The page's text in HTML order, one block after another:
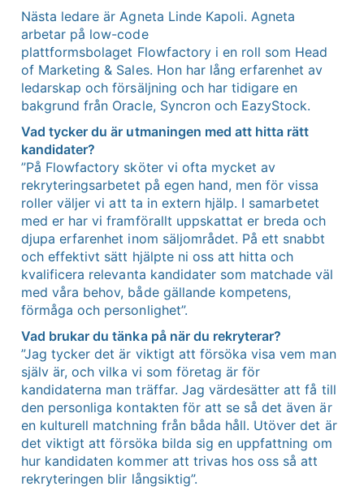
Nästa ledare är Agneta Linde Kapoli. Agneta
arbetar på low-code
plattformsbolaget Flowfactory i en roll som Head
of Marketing & Sales. Hon har lång erfarenhet av
ledarskap och försäljning och har tidigare en
bakgrund från Oracle, Syncron och EazyStock.
Vad tycker du är utmaningen med att hitta rätt
kandidater?
”På Flowfactory sköter vi ofta mycket av
rekryteringsarbetet på egen hand, men för vissa
roller väljer vi att ta in extern hjälp. I samarbetet
med er har vi framförallt uppskattat er breda och
djupa erfarenhet inom säljområdet. På ett snabbt
och effektivt sätt hjälpte ni oss att hitta och
kvalificera relevanta kandidater som matchade väl
med våra behov, både gällande kompetens,
förmåga och personlighet”.
Vad brukar du tänka på när du rekryterar?
”Jag tycker det är viktigt att försöka visa vem man
själv är, och vilka vi som företag är för
kandidaterna man träffar. Jag värdesätter att få till
den personliga kontakten för att se så det även är
en kulturell matchning från båda håll. Utöver det är
det viktigt att försöka bilda sig en uppfattning om
hur kandidaten kommer att trivas hos oss så att
rekryteringen blir långsiktig”.